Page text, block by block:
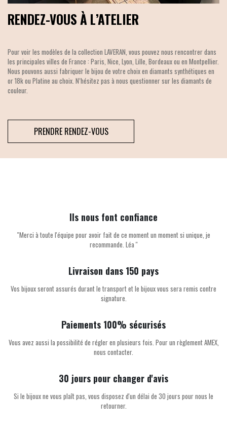
RENDEZ-VOUS À L’ATELIER
Pour voir les modèles de la collection LAVERAN, vous pouvez nous rencontrer dans
les principales villes de France : Paris, Nice, Lyon, Lille, Bordeaux ou en Montpellier.
Nous pouvons aussi fabriquer le bijou de votre choix en diamants synthétiques en
or 18k ou Platine au choix. N’hésitez pas à nous questionner sur les diamants de
couleur.
PRENDRE RENDEZ-VOUS
Ils nous font confiance
''Merci à toute l'équipe pour avoir fait de ce moment un moment si unique, je
recommande. Léa ''
Livraison dans 150 pays
Vos bijoux seront assurés durant le transport et le bijoux vous sera remis contre
signature.
Paiements 100% sécurisés
Vous avez aussi la possibilité de régler en plusieurs fois. Pour un règlement AMEX,
nous contacter.
30 jours pour changer d'avis
Si le bijoux ne vous plaît pas, vous disposez d'un délai de 30 jours pour nous le
retourner.